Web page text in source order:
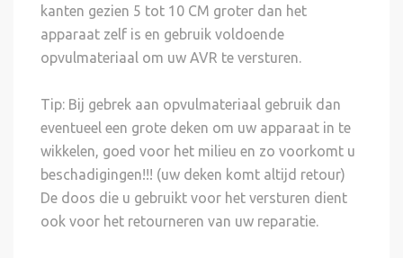
kanten gezien 5 tot 10 CM groter dan het
apparaat zelf is en gebruik voldoende
opvulmateriaal om uw AVR te versturen.
Tip: Bij gebrek aan opvulmateriaal gebruik dan
eventueel een grote deken om uw apparaat in te
wikkelen, goed voor het milieu en zo voorkomt u
beschadigingen!!! (uw deken komt altijd retour)
De doos die u gebruikt voor het versturen dient
ook voor het retourneren van uw reparatie.